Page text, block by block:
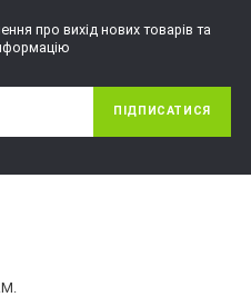
про вихід нових товарів та
ПІДПИСАТИСЯ